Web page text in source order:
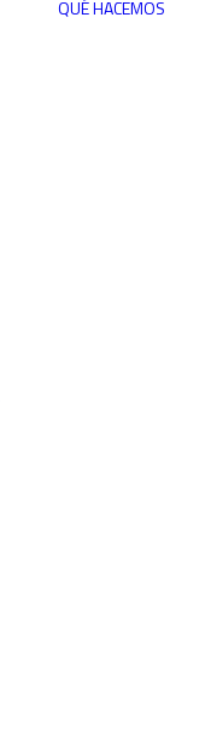
QUÉ HACEMOS